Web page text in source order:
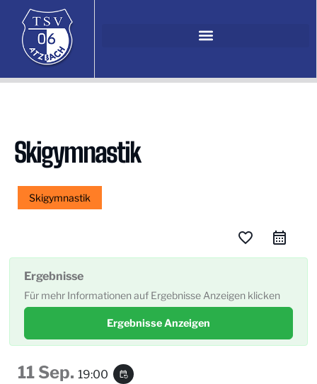
Skigymnastik
Skigymnastik
favorite_border
Ergebnisse
Für mehr Informationen auf Ergebnisse Anzeigen klicken
Ergebnisse Anzeigen
11 Sep. 19:00 event_repeat